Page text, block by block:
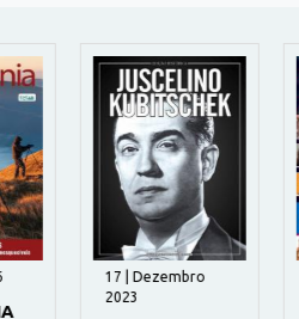
17 | Dezembro
2023